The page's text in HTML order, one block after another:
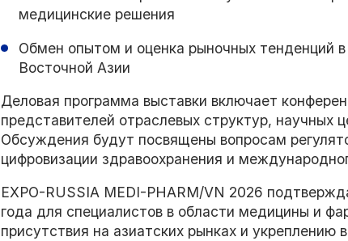
медицинские решения
Обмен опытом и оценка рыночных тенденций
Восточной Азии
Деловая программа выставки включает
представителей отраслевых структур, научных
Обсуждения будут посвящены вопросам
цифровизации здравоохранения и
EXPO-RUSSIA MEDI-PHARM/VN 2026
года для специалистов в области медицины и
присутствия на азиатских рынках и